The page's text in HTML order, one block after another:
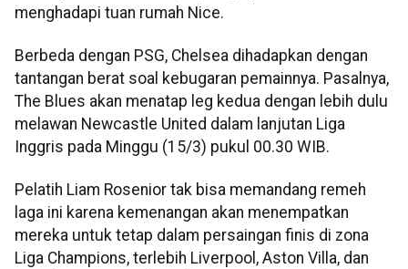
menghadapi tuan rumah Nice.
Berbeda dengan PSG, Chelsea dihadapkan dengan
tantangan berat soal kebugaran pemainnya. Pasalnya,
The Blues akan menatap leg kedua dengan lebih dulu
melawan Newcastle United dalam lanjutan Liga
Inggris pada Minggu (15/3) pukul 00.30 WIB.
Pelatih Liam Rosenior tak bisa memandang remeh
laga ini karena kemenangan akan menempatkan
mereka untuk tetap dalam persaingan finis di zona
Liga Champions, terlebih Liverpool, Aston Villa, dan